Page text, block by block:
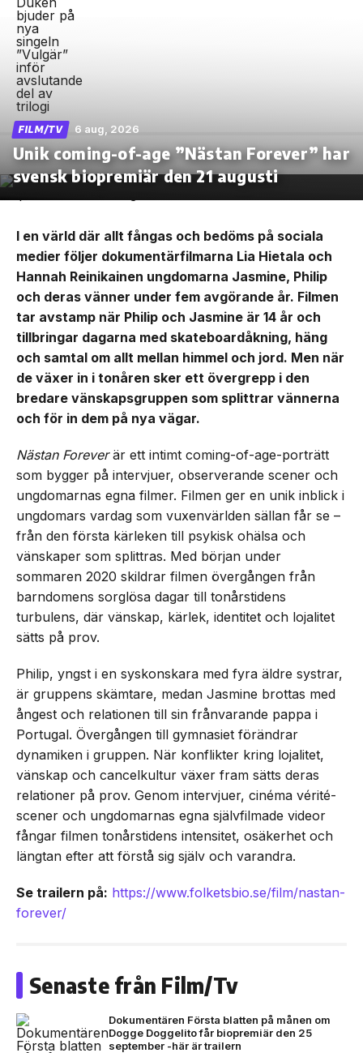
FILM/TV 6 aug, 2026
Unik coming-of-age ”Nästan Forever” har
svensk biopremiär den 21 augusti
I en värld där allt fångas och bedöms på sociala
medier följer dokumentärfilmarna Lia Hietala och
Hannah Reinikainen ungdomarna Jasmine, Philip
och deras vänner under fem avgörande år. Filmen
tar avstamp när Philip och Jasmine är 14 år och
tillbringar dagarna med skateboardåkning, häng
och samtal om allt mellan himmel och jord. Men när
de växer in i tonåren sker ett övergrepp i den
bredare vänskapsgruppen som splittrar vännerna
och för in dem på nya vägar.
Nästan Foreverär ett intimt coming-of-age-porträtt
som bygger på intervjuer, observerande scener och
ungdomarnas egna filmer. Filmen ger en unik inblick i
ungdomars vardag som vuxenvärlden sällan får se –
från den första kärleken till psykisk ohälsa och
vänskaper som splittras. Med början under
sommaren 2020 skildrar filmen övergången från
barndomens sorglösa dagar till tonårstidens
turbulens, där vänskap, kärlek, identitet och lojalitet
sätts på prov.
Philip, yngst i en syskonskara med fyra äldre systrar,
är gruppens skämtare, medan Jasmine brottas med
ångest och relationen till sin frånvarande pappa i
Portugal. Övergången till gymnasiet förändrar
dynamiken i gruppen. När konflikter kring lojalitet,
vänskap och cancelkultur växer fram sätts deras
relationer på prov. Genom intervjuer, cinéma vérité-
scener och ungdomarnas egna självfilmade videor
fångar filmen tonårstidens intensitet, osäkerhet och
längtan efter att förstå sig själv och varandra.
Se trailern på: https://www.folketsbio.se/film/nastan-
forever/
Senaste från Film/Tv
Dokumentären Första blatten på månen om
Dogge Doggelito får biopremiär den 25
september -här är trailern